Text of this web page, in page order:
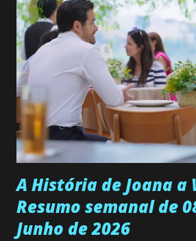
ama, o que não é fácil, já que dedica
se aprimorar, trabalhando, estudando
ser a primeira mulher da família a
universidade. Ela tem uma
muito madura para a idade,
empática. Detesta injustiças e é uma
teimosa e muito persistente quando
Durante um exame ginecológico, ela é
A História de Joana a
Resumo semanal de
Junho de 2026